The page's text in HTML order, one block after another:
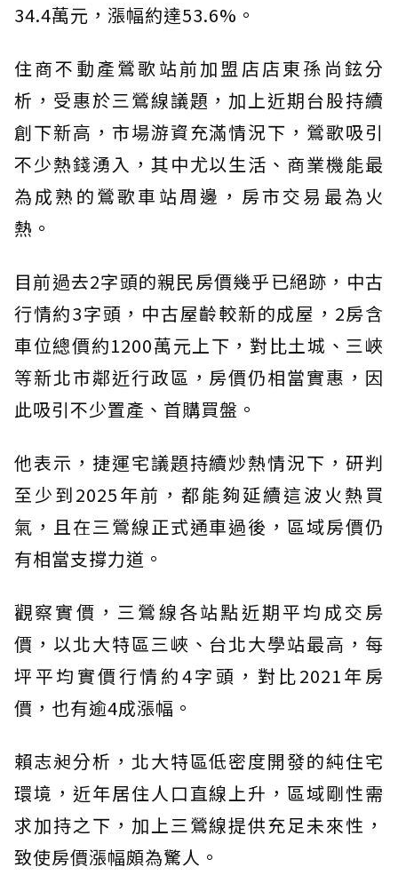
34.4萬元，漲幅約達53.6%。
住商不動產鶯歌站前加盟店店東孫尚鉉分
析，受惠於三鶯線議題，加上近期台股持續
創下新高，市場游資充滿情況下，鶯歌吸引
不少熱錢湧入，其中尤以生活、商業機能最
為成熟的鶯歌車站周邊，房市交易最為火
熱。
目前過去2字頭的親民房價幾乎已絕跡，中古
行情約3字頭，中古屋齡較新的成屋，2房含
車位總價約1200萬元上下，對比土城、三峽
等新北市鄰近行政區，房價仍相當實惠，因
此吸引不少置產、首購買盤。
他表示，捷運宅議題持續炒熱情況下，研判
至少到2025年前，都能夠延續這波火熱買
氣，且在三鶯線正式通車過後，區域房價仍
有相當支撐力道。
觀察實價，三鶯線各站點近期平均成交房
價，以北大特區三峽、台北大學站最高，每
坪平均實價行情約4字頭，對比2021年房
價，也有逾4成漲幅。
賴志昶分析，北大特區低密度開發的純住宅
環境，近年居住人口直線上升，區域剛性需
求加持之下，加上三鶯線提供充足未來性，
致使房價漲幅頗為驚人。